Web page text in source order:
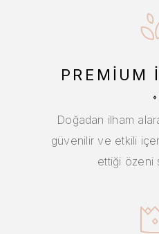
PREMIUM
Doğadan ilham
güvenilir ve etkili
ettiği özeni